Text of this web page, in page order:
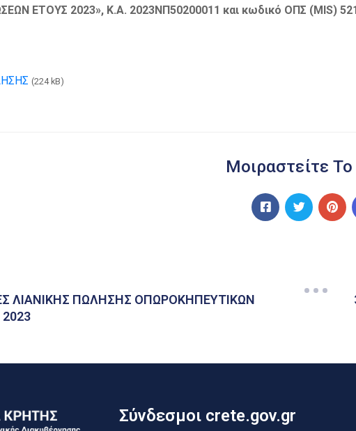
ΕΤΟΥΣ 2023», Κ.Α. 2023ΝΠ50200011 και κωδικό ΟΠΣ (MIS)
(224 kB)
Μοιραστείτε
ΛΙΑΝΙΚΗΣ ΠΩΛΗΣΗΣ ΟΠΩΡΟΚΗΠΕΥΤΙΚΩΝ
Σύνδεσμοι crete.gov.gr